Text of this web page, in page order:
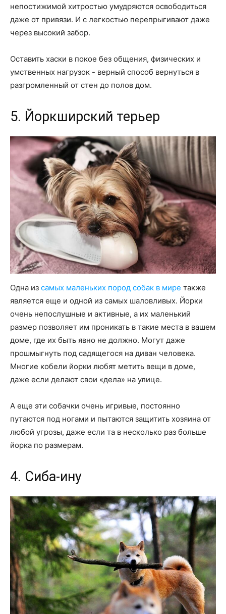
непостижимой хитростью умудряются освободиться
даже от привязи. И с легкостью перепрыгивают даже
через высокий забор.
Оставить хаски в покое без общения, физических и
умственных нагрузок - верный способ вернуться в
разгромленный от стен до полов дом.
5. Йоркширский терьер
Одна из самых маленьких пород собак в мире также
является еще и одной из самых шаловливых. Йорки
очень непослушные и активные, а их маленький
размер позволяет им проникать в такие места в вашем
доме, где их быть явно не должно. Могут даже
прошмыгнуть под садящегося на диван человека.
Многие кобели йорки любят метить вещи в доме,
даже если делают свои «дела» на улице.
А еще эти собачки очень игривые, постоянно
путаются под ногами и пытаются защитить хозяина от
любой угрозы, даже если та в несколько раз больше
йорка по размерам.
4. Сиба-ину